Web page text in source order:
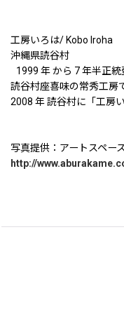
工房いろは/ Kobo Iroha
沖縄県読谷村
1999 年 から 7 年半正
読谷村座喜味の常秀工房
2008 年 読谷村に「工房
写真提供：アートスペー
http://